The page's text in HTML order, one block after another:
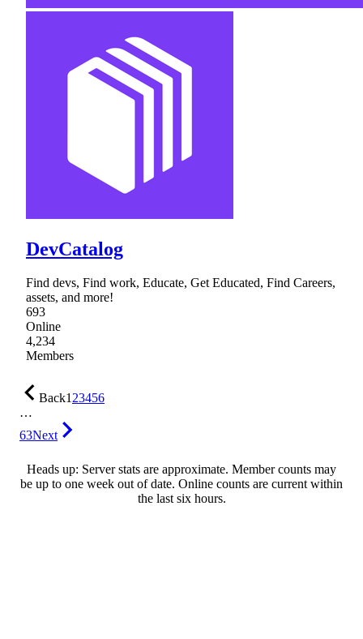
DevCatalog
Find devs, Find work, Educate, Get Educated, Find Careers,
assets, and more!
693
Online
4,234
Members
Back123456
…
63Next
Heads up: Server stats are approximate. Member counts may
be up to one week out of date. Online counts are current within
the last six hours.